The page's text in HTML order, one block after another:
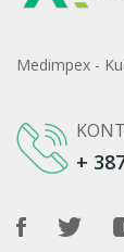
Medimpex -
+